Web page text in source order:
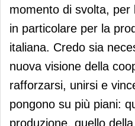
momento di svolta, per
in particolare per la
italiana. Credo sia
nuova visione della
rafforzarsi, unirsi e
pongono su più piani:
produzione, quello